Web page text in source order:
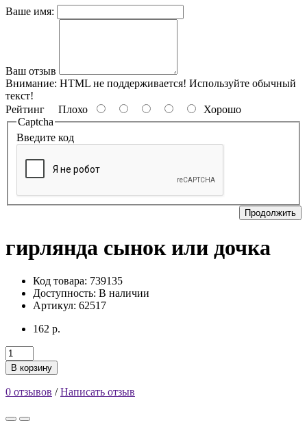
Ваше имя:
Ваш отзыв
Внимание: HTML не поддерживается! Используйте обычный
текст!
Рейтинг Плохо
Хорошо
Captcha
Введите код
Продолжить
гирлянда сынок или дочка
Код товара: 739135
Доступность: В наличии
Артикул: 62517
162 р.
В корзину
0 отзывов /Написать отзыв